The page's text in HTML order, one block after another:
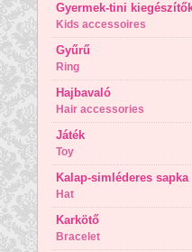
Gyermek-tini
Kids accessoires
Gyűrű
Ring
Hajbavaló
Hair accessories
Játék
Toy
Kalap-simléderes sapka
Hat
Karkötő
Bracelet